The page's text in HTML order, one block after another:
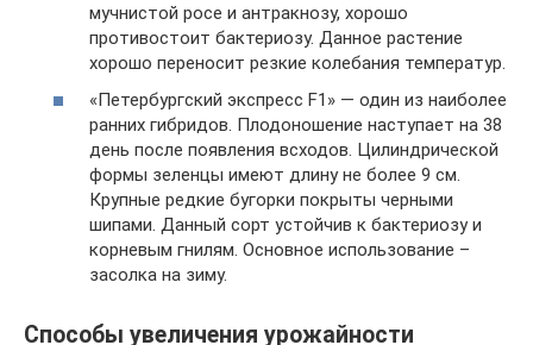
мучнистой росе и антракнозу, хорошо
противостоит бактериозу. Данное растение
хорошо переносит резкие колебания температур.
«Петербургский экспресс F1» — один из наиболее
ранних гибридов. Плодоношение наступает на 38
день после появления всходов. Цилиндрической
формы зеленцы имеют длину не более 9 см.
Крупные редкие бугорки покрыты черными
шипами. Данный сорт устойчив к бактериозу и
корневым гнилям. Основное использование –
засолка на зиму.
Способы увеличения урожайности